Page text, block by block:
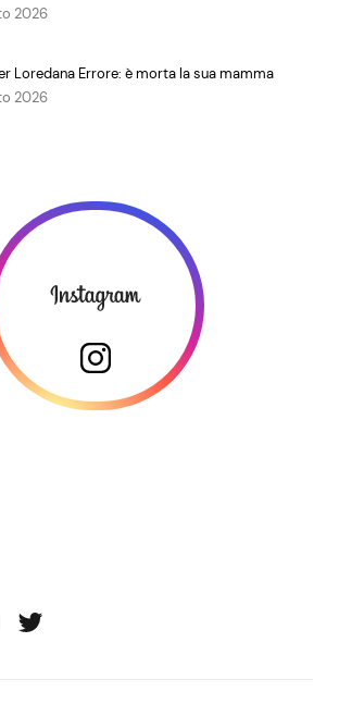
2026
Loredana Errore: è morta la sua mamma
2026